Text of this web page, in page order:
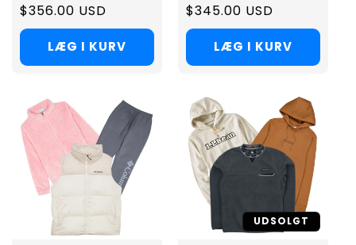
Regular
price
$356.00 USD
LÆG I KURV
Regular
price
$345.00 USD
LÆG I KURV
UDSOLGT